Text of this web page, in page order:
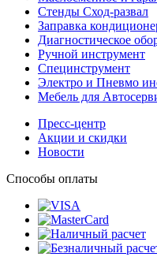
Стенды Сход-развал
Заправка
Диагностическое
Ручной инструмент
Специнструмент
Электро и Пневмо
Мебель для
Пресс-центр
Акции и скидки
Новости
Способы оплаты